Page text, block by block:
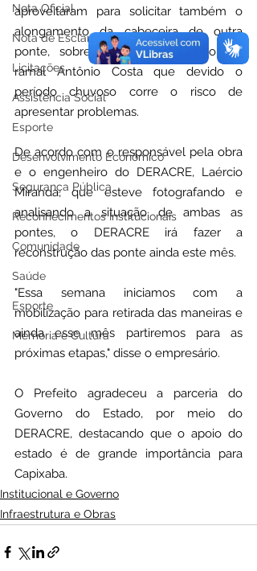
Nota Oficial
Nota de Esclarecimento
Licitações
Assistência Social
Esporte
Desenvolvimento Econômico
Segurança Pública
Reconhecimentos Institucionais
Comunidade
Saúde
Esporte
Memória e Cultura
aproveitaram para solicitar também o
alongamento da cabeceira de outra
ponte, sobre o igarapé Cajazeiro, no
ramal Antônio Costa que devido o
período chuvoso corre o risco de
apresentar problemas.
De acordo com o responsável pela obra
e o engenheiro do DERACRE, Laércio
Miranda, que esteve fotografando e
analisando a situação de ambas as
pontes, o DERACRE irá fazer a
reconstrução das ponte ainda este mês.
"Essa semana iniciamos com a
mobilização para retirada das maneiras e
ainda esse mês partiremos para as
próximas etapas," disse o empresário.
O Prefeito agradeceu a parceria do
Governo do Estado, por meio do
DERACRE, destacando que o apoio do
estado é de grande importância para
Capixaba.
Institucional e Governo
Infraestrutura e Obras